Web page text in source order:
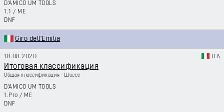
D'AMICO UM TOOLS
1.1 / ME
DNF
Giro dell'Emilia
18.08.2020 ITA
Итоговая классификация
Общая классификация - Шоссе
D'AMICO UM TOOLS
1.Pro / ME
DNF